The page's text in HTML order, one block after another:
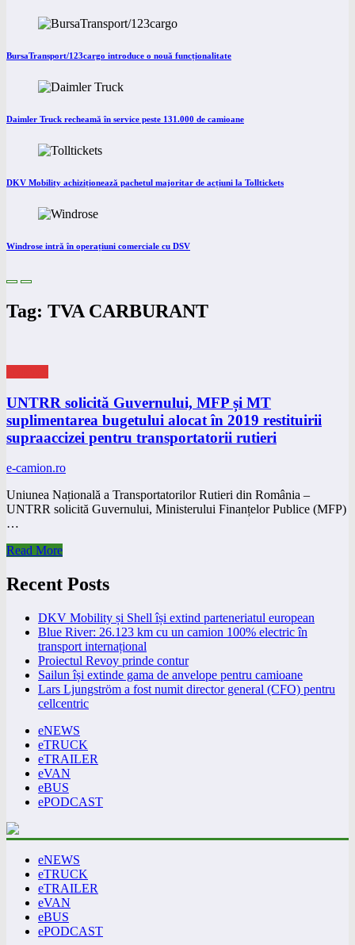
BursaTransport/123cargo introduce o nouă funcționalitate
Daimler Truck recheamă în service peste 131.000 de camioane
DKV Mobility achiziționează pachetul majoritar de acțiuni la Tolltickets
Windrose intră în operațiuni comerciale cu DSV
Tag: TVA CARBURANT
UNTRR solicită Guvernului, MFP și MT
suplimentarea bugetului alocat în 2019 restituirii
supraaccizei pentru transportatorii rutieri
e-camion.ro
Uniunea Națională a Transportatorilor Rutieri din România –
UNTRR solicită Guvernului, Ministerului Finanțelor Publice (MFP)
…
Read More
Recent Posts
DKV Mobility și Shell își extind parteneriatul european
Blue River: 26.123 km cu un camion 100% electric în
transport internațional
Proiectul Revoy prinde contur
Sailun își extinde gama de anvelope pentru camioane
Lars Ljungström a fost numit director general (CFO) pentru
cellcentric
eNEWS
eTRUCK
eTRAILER
eVAN
eBUS
ePODCAST
eNEWS
eTRUCK
eTRAILER
eVAN
eBUS
ePODCAST